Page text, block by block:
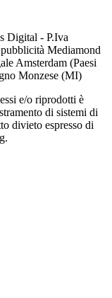
Digital - P.Iva
Mediamond
Amsterdam (Paesi
Monzese (MI)
e/o riprodotti è
di sistemi di
divieto espresso di